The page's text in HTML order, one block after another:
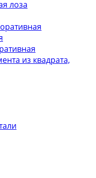
лоза
из квадрата,